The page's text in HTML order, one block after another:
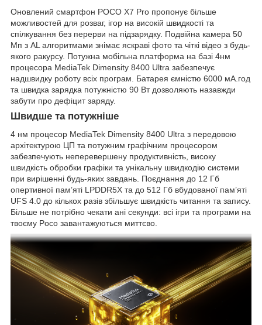
Оновлений смартфон POCO X7 Pro пропонує більше
можливостей для розваг, ігор на високій швидкості та
спілкування без перерви на підзарядку. Подвійна камера 50
Мп з AL алгоритмами знімає яскраві фото та чіткі відео з будь-
якого ракурсу. Потужна мобільна платформа на базі 4нм
процесора MediaTek Dimensity 8400 Ultra забезпечує
надшвидку роботу всіх програм. Батарея ємністю 6000 мА.год
та швидка зарядка потужністю 90 Вт дозволяють назавжди
забути про дефіцит заряду.
Швидше та потужніше
4 нм процесор MediaTek Dimensity 8400 Ultra з передовою
архітектурою ЦП та потужним графічним процесором
забезпечують неперевершену продуктивність, високу
швидкість обробки графіки та унікальну швидкодію системи
при вирішенні будь-яких завдань. Поєднання до 12 Гб
опертивної пам’яті LPDDR5X та до 512 Гб вбудованої пам’яті
UFS 4.0 до кількох разів збільшує швидкість читання та запису.
Більше не потрібно чекати ані секунди: всі ігри та програми на
твоєму Poco завантажуються миттєво.